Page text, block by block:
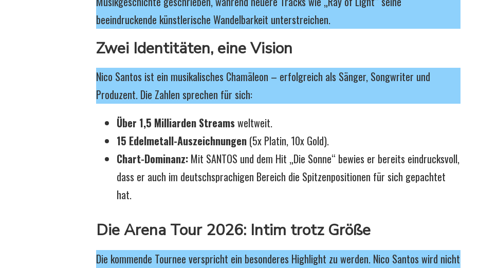
beeindruckende künstlerische Wandelbarkeit unterstreichen.
Zwei Identitäten, eine Vision
Nico Santos ist ein musikalisches Chamäleon – erfolgreich als Sänger, Songwriter und
Produzent. Die Zahlen sprechen für sich:
Über 1,5 Milliarden Streamsweltweit.
15 Edelmetall-Auszeichnungen (5x Platin, 10x Gold).
Chart-Dominanz: Mit SANTOS und dem Hit „Die Sonne“ bewies er bereits eindrucksvoll,
dass er auch im deutschsprachigen Bereich die Spitzenpositionen für sich gepachtet
hat.
Die Arena Tour 2026: Intim trotz Größe
Die kommende Tournee verspricht ein besonderes Highlight zu werden. Nico Santos wird nicht